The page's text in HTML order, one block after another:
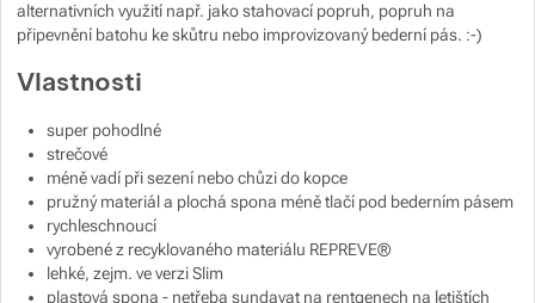
alternativních využití např. jako stahovací popruh, popruh na
připevnění batohu ke skůtru nebo improvizovaný bederní pás. :-)
Vlastnosti
super pohodlné
strečové
méně vadí při sezení nebo chůzi do kopce
pružný materiál a plochá spona méně tlačí pod bederním pásem
rychleschnoucí
vyrobené z recyklovaného materiálu REPREVE®
lehké, zejm. ve verzi Slim
plastová spona - netřeba sundavat na rentgenech na letištích